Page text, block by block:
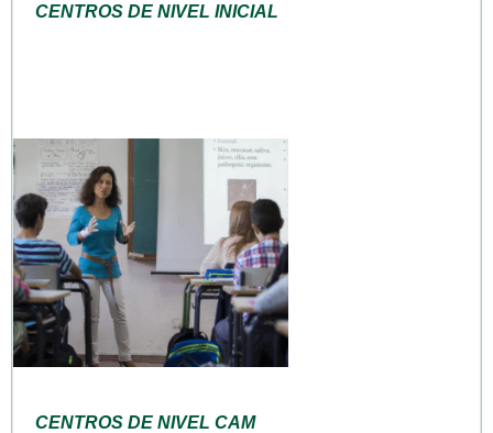
CENTROS DE NIVEL INICIAL
CENTROS DE NIVEL CAM